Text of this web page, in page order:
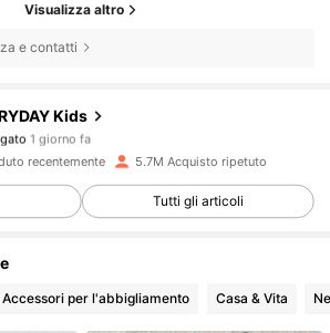
Visualizza altro
e contatti
Kids
Follower
1 giorno fa
Follower
Follower
recentemente 5.7M Acquisto ripetuto
Tutti gli articoli
Accessori per l'abbigliamento Casa & Vita